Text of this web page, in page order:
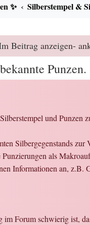
✨ Silberstempel &
Beitrag anzeigen-
Punzen.
und Punzen
Silbergegenstands zur
als
Informationen an,
im Forum schwierig ist,